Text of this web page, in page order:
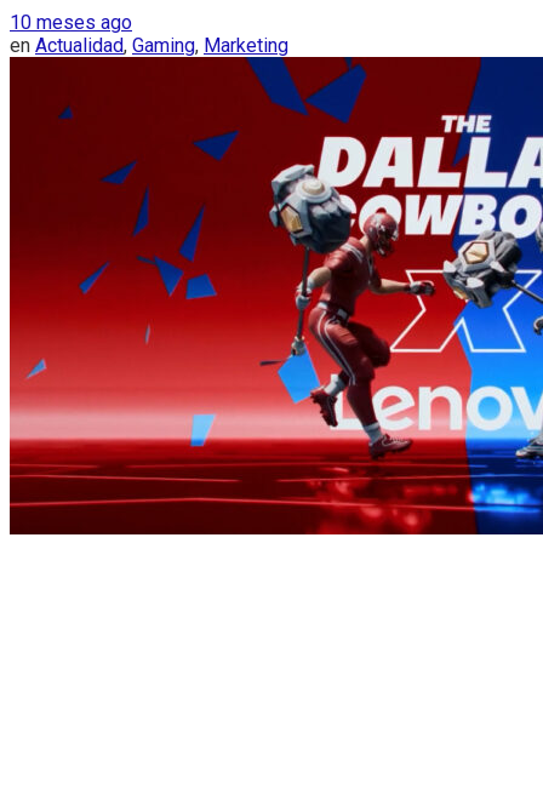
10 meses ago
en Actualidad, Gaming, Marketing